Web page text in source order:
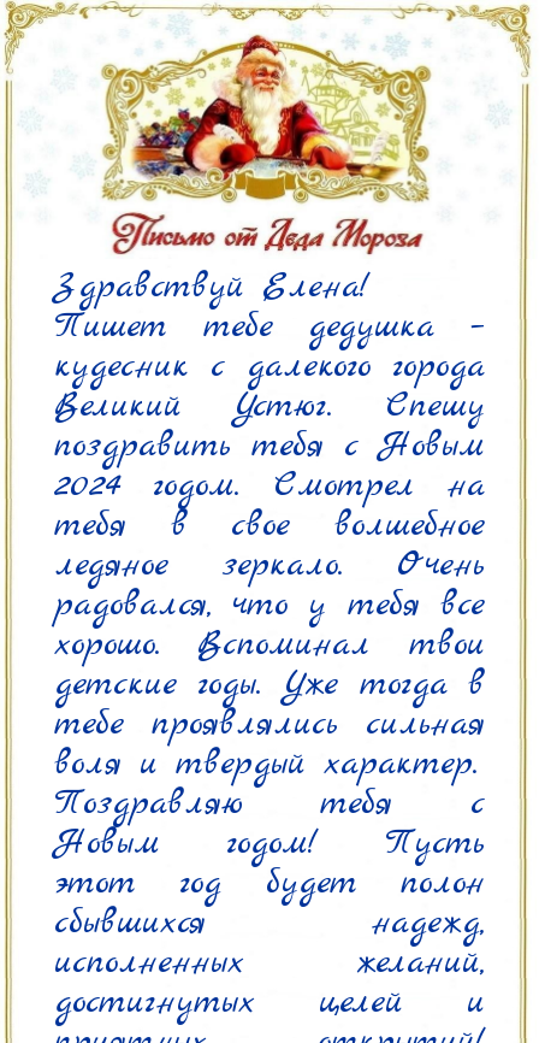
Здравствуй Елена!
Пишет тебе дедушка –
кудесник с далекого города
Великий Устюг. Спешу
поздравить тебя с Новым
2024 годом. Смотрел на
тебя в свое волшебное
ледяное зеркало. Очень
радовался, что у тебя все
хорошо. Вспоминал твои
детские годы. Уже тогда в
тебе проявлялись сильная
воля и твердый характер.
Поздравляю тебя с
Новым годом! Пусть
этот год будет полон
сбывшихся надежд,
исполненных желаний,
достигнутых целей и